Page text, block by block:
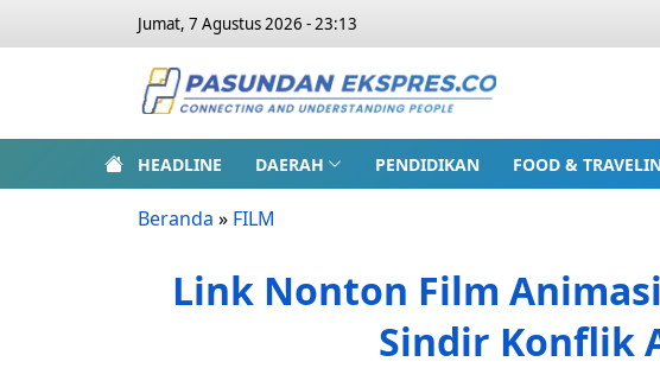
Jumat, 7 Agustus 2026 - 23:13
HEADLINE DAERAH PENDIDIKAN FOOD &
Beranda » FILM
Link Nonton Film
Sindir Konflik